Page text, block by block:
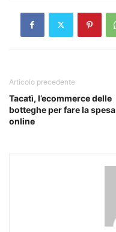
Articolo precedente
Tacatì, l’ecommerce delle
botteghe per fare la spesa
online